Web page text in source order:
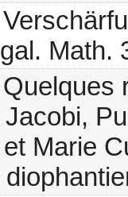
Math.
Marie